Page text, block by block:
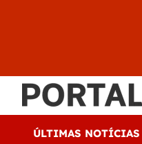
contentPortal
ÚLTIMAS NOTÍCIAS